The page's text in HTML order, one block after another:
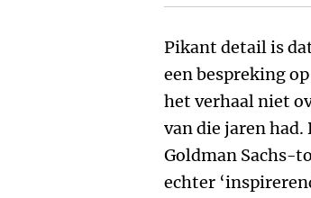
Pikant detail is
een bespreking
het verhaal niet
van die jaren
Goldman Sachs-
echter